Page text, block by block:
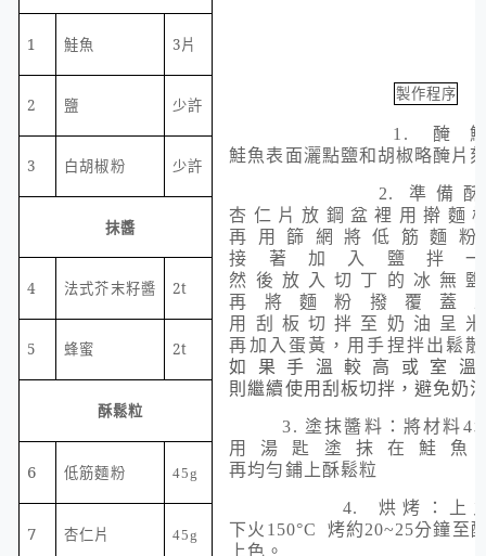
製作程序
1.
醃
鮭魚表面灑點鹽和胡椒略醃片
2. 準備
杏仁片放鋼盆裡用擀麵
再用篩網將低筋麵粉
接著加入鹽拌
然後放入切丁的冰無
再將麵粉撥覆蓋
用刮板切拌至奶油呈
再加入蛋黃，用手捏拌出鬆
如果手溫較高或室溫
則繼續使用刮板切拌，避免奶
3. 塗抹醬料：將材料4
用湯匙塗抹在鮭魚
再均勻鋪上酥鬆粒
4.烘烤：上
下火 150°C 烤約20~25分鐘至
上色。
1 鮭魚 3片
2 鹽 少許
3 白胡椒粉 少許
抹醬
4 法式芥末籽醬 2t
5 蜂蜜 2t
酥鬆粒
6 低筋麵粉 45g
7 杏仁片 45g